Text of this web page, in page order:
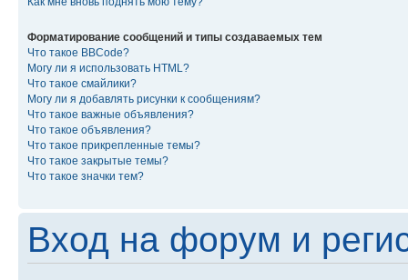
Форматирование сообщений и типы создаваемых тем
Что такое BBCode?
Могу ли я использовать HTML?
Что такое смайлики?
Могу ли я добавлять рисунки к сообщениям?
Что такое важные объявления?
Что такое объявления?
Что такое прикрепленные темы?
Что такое закрытые темы?
Что такое значки тем?
Вход на форум и